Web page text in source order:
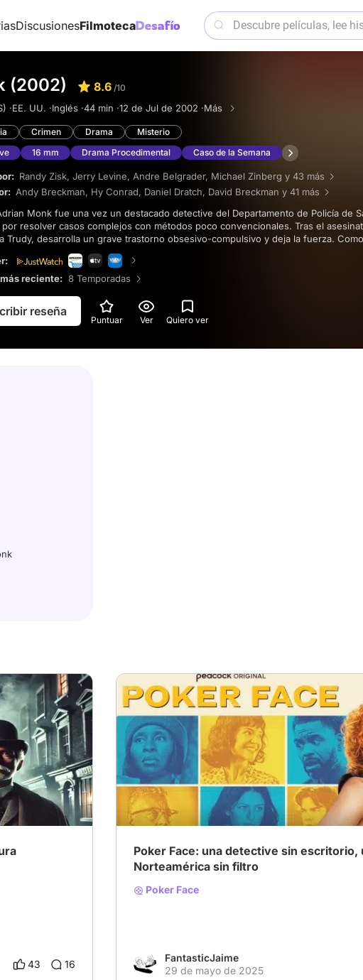
DiscusionesFilmoteca
(2002) 8.6 /10
·EE. UU. ·Inglés ·44 min ·12 de Jul de 2002 ·Más
Crimen Drama
Misterio
16 mm Drama Procedimental Caso de la Semana
Randy Zisk, Jerry Levine, Andre Belgrader, Michael Zinberg y 43 más
Andy Breckman, Hy Conrad, Daniel Dratch, David Breckman y 41 más
resolver casos complejos con métodos poco convencionales. Tras el
Trudy, desarrolla un grave trastorno obsesivo-compulsivo y deja la fuerza.
colaborando en investigaciones.
reciente: 8 Temporadas
reseña
Puntuar Ver Quiero ver
43 16
Poker Face: una detective sin escritorio,
Norteamérica sin filtro
Poker Face
FantasticJaime
29 de mayo de 2025